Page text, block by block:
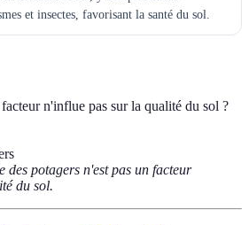
et insectes, favorisant la santé du sol.
n'influe pas sur la qualité du sol ?
potagers n'est pas un facteur
du sol.